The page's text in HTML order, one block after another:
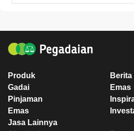
Produk
Gadai
Pinjaman
Emas
Jasa Lainnya
Berita
Emas